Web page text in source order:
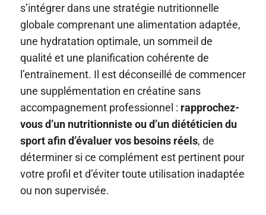
s’intégrer dans une stratégie nutritionnelle
globale comprenant une alimentation adaptée,
une hydratation optimale, un sommeil de
qualité et une planification cohérente de
l’entraînement. Il est déconseillé de commencer
une supplémentation en créatine sans
accompagnement professionnel : rapprochez-
vous d’un nutritionniste ou d’un diététicien du
sport afin d’évaluer vos besoins réels, de
déterminer si ce complément est pertinent pour
votre profil et d’éviter toute utilisation inadaptée
ou non supervisée.